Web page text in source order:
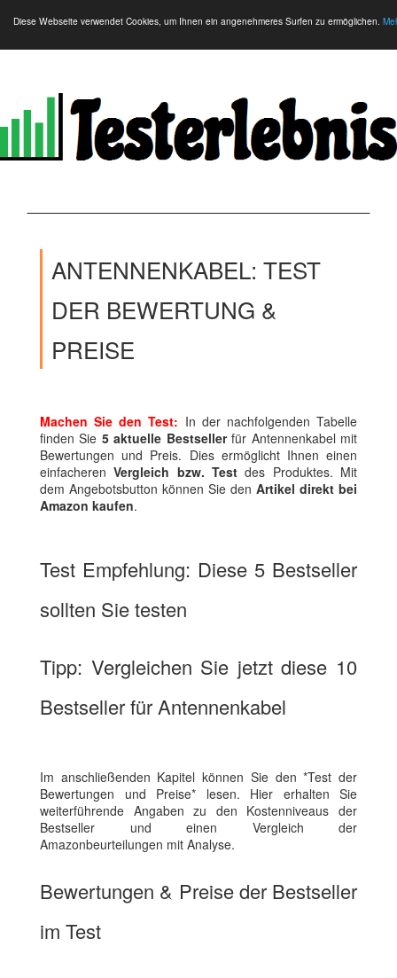
Diese Webseite verwendet Cookies, um Ihnen ein angenehmeres Surfen zu ermöglichen.
ANTENNENKABEL: TEST
DER BEWERTUNG &
PREISE
Machen Sie den Test: In der nachfolgenden Tabelle
finden Sie 5 aktuelle Bestsellerfür Antennenkabel mit
Bewertungen und Preis. Dies ermöglicht Ihnen einen
einfacherenVergleich bzw. Test des Produktes. Mit
dem Angebotsbutton können Sie den Artikel direkt bei
Amazon kaufen.
Test Empfehlung: Diese 5 Bestseller
sollten Sie testen
Tipp: Vergleichen Sie jetzt diese 10
Bestseller für Antennenkabel
Im anschließenden Kapitel können Sie den *Test der
Bewertungen und Preise* lesen. Hier erhalten Sie
weiterführende Angaben zu den Kostenniveaus der
Bestseller und einen Vergleich der
Amazonbeurteilungen mit Analyse.
Bewertungen & Preise der Bestseller
im Test